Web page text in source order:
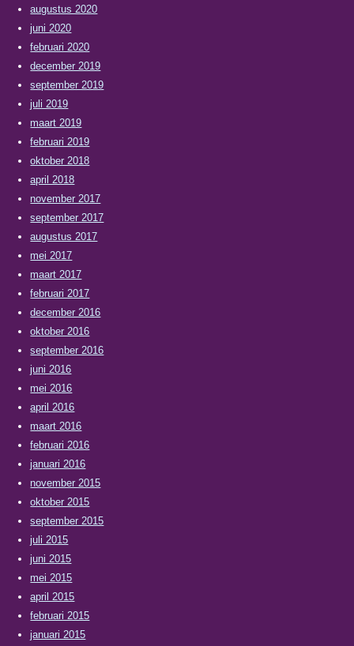
augustus 2020
juni 2020
februari 2020
december 2019
september 2019
juli 2019
maart 2019
februari 2019
oktober 2018
april 2018
november 2017
september 2017
augustus 2017
mei 2017
maart 2017
februari 2017
december 2016
oktober 2016
september 2016
juni 2016
mei 2016
april 2016
maart 2016
februari 2016
januari 2016
november 2015
oktober 2015
september 2015
juli 2015
juni 2015
mei 2015
april 2015
februari 2015
januari 2015